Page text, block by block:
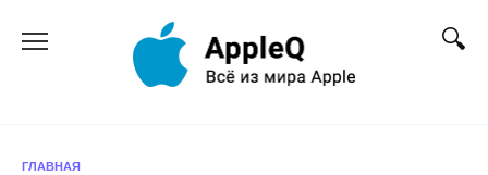
ГЛАВНАЯ